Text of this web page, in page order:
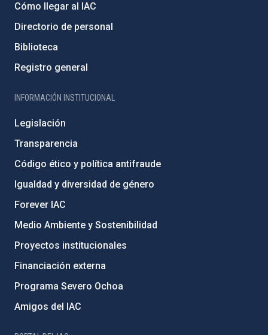
Cómo llegar al IAC
Directorio de personal
Biblioteca
Registro general
INFORMACIÓN INSTITUCIONAL
Legislación
Transparencia
Código ético y política antifraude
Igualdad y diversidad de género
Forever IAC
Medio Ambiente y Sostenibilidad
Proyectos institucionales
Financiación externa
Programa Severo Ochoa
Amigos del IAC